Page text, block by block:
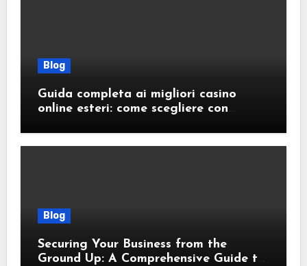
Blog
Guida completa ai migliori casino
online esteri: come scegliere con
Blog
Securing Your Business from the
Ground Up: A Comprehensive Guide to